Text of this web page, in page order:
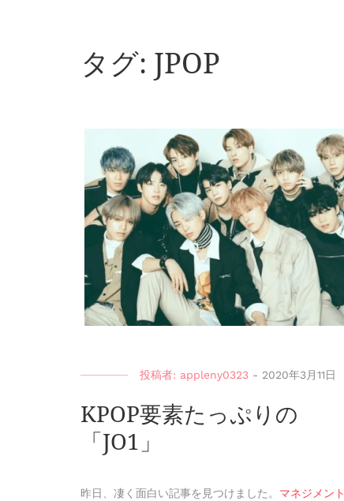
タグ: JPOP
投稿者: appleny0323 - 2020年3月11日
KPOP要素たっぷりの
「JO1」
昨日、凄く面白い記事を見つけました。 マネジメン